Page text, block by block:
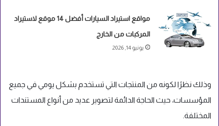
مواقع استيراد السيارات أفضل 14 موقع لاستيراد
المركبات من الخارج
يونيو 14, 2026
وذلك نظرًا لكونه من المنتجات التي تستخدم بشكل يومي في جميع
المؤسسات، حيث الحاجة الدائمة لتصوير عديد من أنواع المستندات
المختلفة.